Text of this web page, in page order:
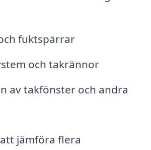
fuktspärrar
och takrännor
av takfönster och andra
jämföra flera